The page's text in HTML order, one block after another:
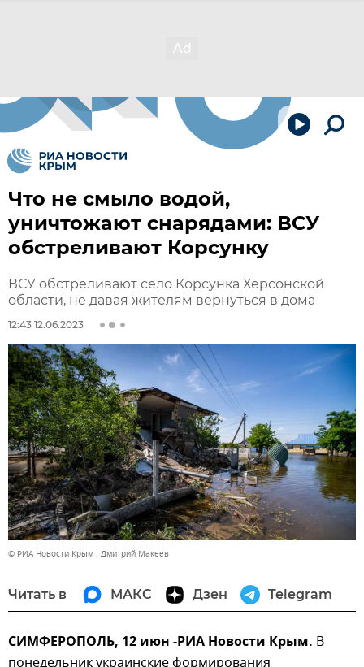
Что не смыло водой,
уничтожают снарядами: ВСУ
обстреливают Корсунку
ВСУ обстреливают село Корсунка Херсонской
области, не давая жителям вернуться в дома
12:43 12.06.2023
© РИА Новости Крым . Дмитрий Макеев
Читать в МАКС Дзен Telegram
СИМФЕРОПОЛЬ, 12 июн -РИА Новости Крым. В
понедельник украинские формирования